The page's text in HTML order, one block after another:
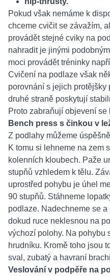
Pokud však nemáme k
chceme cvičit se závažím,
provádět stejné cviky na
nahradit je jinými
moci provádět tréninky
Cvičení na podlaze však
porovnání s jejich
druhé straně poskytují
Proto zabraňují objevení
Bench press s činkou v
Z podlahy můžeme
K tomu si lehneme na zem
kolenních kloubech. Paže
stupňů vzhledem k tělu.
uprostřed pohybu je úhel
90 stupňů. Stáhneme
podlaze. Nadechneme se
dokud ruce neklesnou na
výchozí polohy. Na pohybu
hrudníku. Kromě toho jsou
sval, zubatý a havraní
Veslování v podpěře na